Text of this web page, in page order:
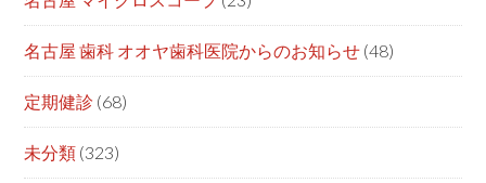
名古屋 歯科 オオヤ歯科医院からのお知らせ (48)
定期健診 (68)
未分類 (323)